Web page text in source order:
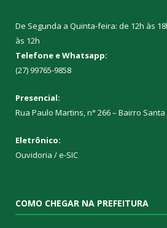
De Segunda a Quinta-feira: de 12h às
às 12h
Telefone e Whatsapp:
(27) 99765-9858
Presencial:
Rua Paulo Martins, n° 266 – Bairro Santa
Eletrônico:
Ouvidoria /e-SIC
COMO CHEGAR NA PREFEITURA